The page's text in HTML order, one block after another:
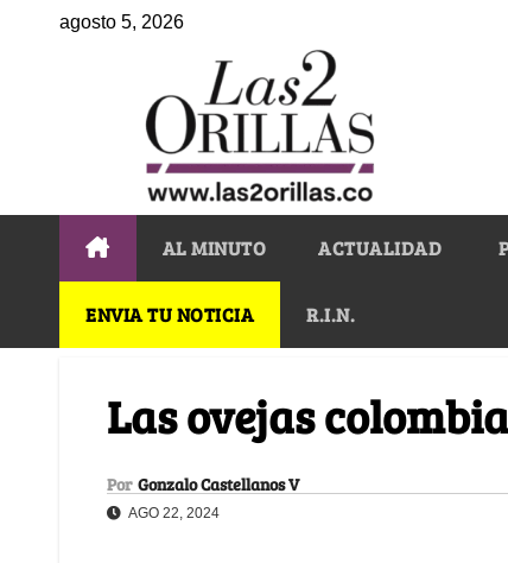
agosto 5, 2026
AL MINUTO ACTUALIDAD
ENVIA TU NOTICIA R.I.N.
Las ovejas
Por Gonzalo Castellanos V
AGO 22, 2024